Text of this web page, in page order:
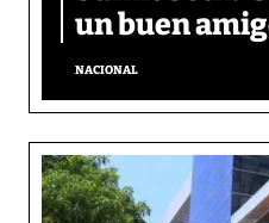
un buen
NACIONAL